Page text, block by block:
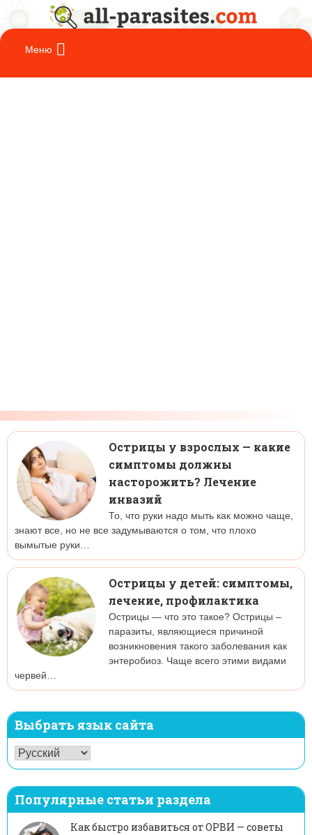
Острицы у взрослых — какие
симптомы должны
насторожить? Лечение
инвазий
То, что руки надо мыть как можно чаще,
знают все, но не все задумываются о том, что плохо
вымытые руки…
Острицы у детей: симптомы,
лечение, профилактика
Острицы — что это такое? Острицы –
паразиты, являющиеся причиной
возникновения такого заболевания как
энтеробиоз. Чаще всего этими видами
червей…
Выбрать язык сайта
Популярные статьи раздела
Как быстро избавиться от ОРВИ — советы